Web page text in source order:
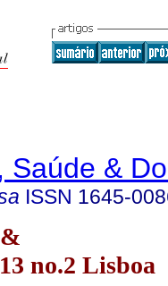
Saúde &
ISSN 1645-
no.2 Lisboa